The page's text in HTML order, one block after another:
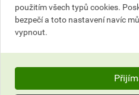
Popis
FAM Víčko T-3201-T
Informace o ceně
Parametry
použitím všech typů cookies.
bezpečí a toto nastavení navíc
vypnout.